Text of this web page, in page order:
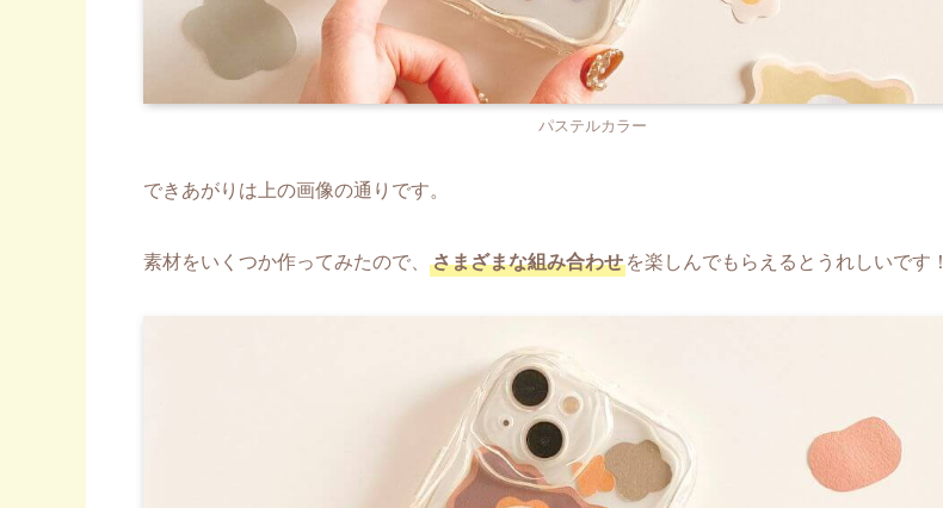
パステルカラー
できあがりは上の画像の通りです。
素材をいくつか作ってみたので、 さまざまな組み合わせを楽しんでもらえるとうれしいです！